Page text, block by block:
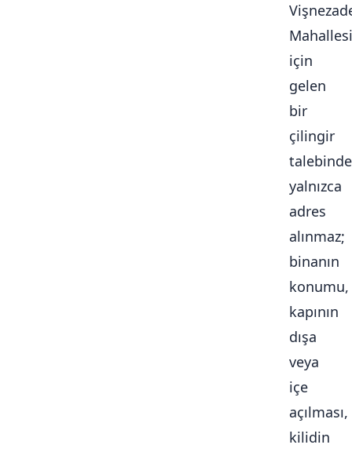
Mahallesi
için
gelen
bir
çilingir
talebinde
yalnızca
adres
alınmaz;
binanın
konumu,
kapının
dışa
veya
içe
açılması,
kilidin